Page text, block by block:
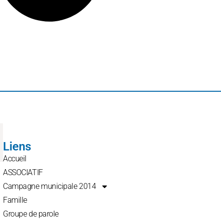
Liens
Accueil
ASSOCIATIF
Campagne municipale 2014
Famille
Groupe de parole